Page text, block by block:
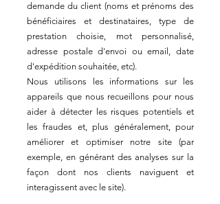
demande du client (noms et prénoms des
bénéficiaires et destinataires, type de
prestation choisie, mot personnalisé,
adresse postale d'envoi ou email, date
d'expédition souhaitée, etc).
Nous utilisons les informations sur les
appareils que nous recueillons pour nous
aider à détecter les risques potentiels et
les fraudes et, plus généralement, pour
améliorer et optimiser notre site (par
exemple, en générant des analyses sur la
façon dont nos clients naviguent et
interagissent avec le site).